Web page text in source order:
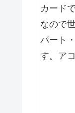
カード
なので
パート
す。ア